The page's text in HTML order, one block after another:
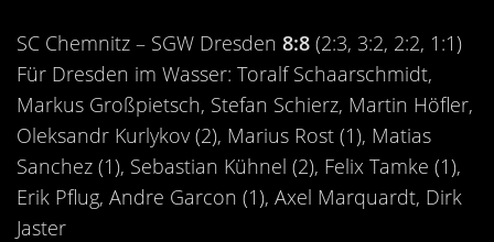
SC Chemnitz – SGW Dresden 8:8 (2:3, 3:2, 2:2, 1:1)
Für Dresden im Wasser: Toralf Schaarschmidt,
Markus Großpietsch, Stefan Schierz, Martin Höfler,
Oleksandr Kurlykov (2), Marius Rost (1), Matias
Sanchez (1), Sebastian Kühnel (2), Felix Tamke (1),
Erik Pflug, Andre Garcon (1), Axel Marquardt, Dirk
Jaster